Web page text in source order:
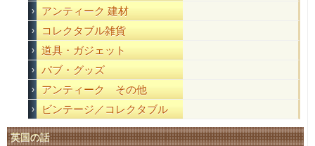
アンティーク 建材
コレクタブル雑貨
道具・ガジェット
パブ・グッズ
アンティーク その他
ビンテージ／コレクタブル
英国の話